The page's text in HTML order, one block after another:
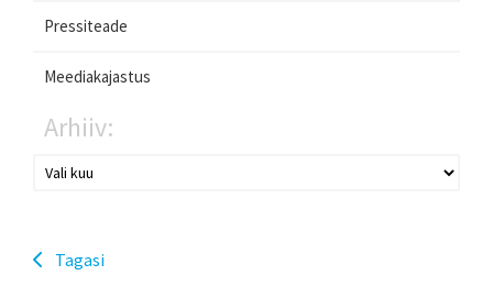
Pressiteade
Meediakajastus
Arhiiv:
Tagasi